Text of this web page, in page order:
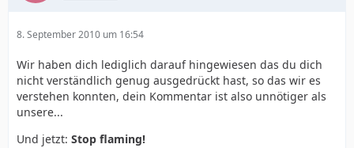
8. September 2010 um 16:54
Wir haben dich lediglich darauf hingewiesen das du dich
nicht verständlich genug ausgedrückt hast, so das wir es
verstehen konnten, dein Kommentar ist also unnötiger als
unsere...
Und jetzt: Stop flaming!